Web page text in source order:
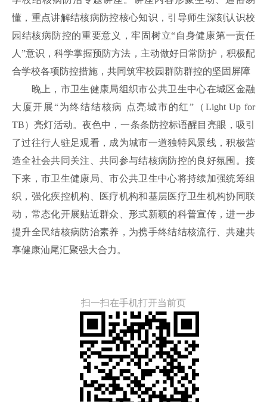
懂，重点讲解结核病防控核心知识，引导师生深刻认识校
园结核病防控的重要意义，牢固树立“自身健康第一责任
人”意识，科学掌握预防方法，主动做好日常防护，积极配
合学校各项防控措施，共同筑牢校园群防群控的坚固屏障
晚上，市卫生健康局组织市公共卫生中心在城区金融
大厦开展“为终结结核病 点亮城市的红”（Light Up for
TB）亮灯活动。夜色中，一条条防控标语醒目亮眼，吸引
了过往行人驻足观看，成为城市一道独特风景线，积极营
造全社会共同关注、共同参与结核病防控的良好氛围。接
下来，市卫生健康局、市公共卫生中心将持续加强统筹组
织，强化疾控机构、医疗机构和基层医疗卫生机构协同联
动，常态化开展贴近群众、形式新颖的科普宣传，进一步
提升全民结核病防治素养，为携手终结结核流行、共建共
享健康汕尾汇聚强大合力。
扫一扫在手机打开当前页